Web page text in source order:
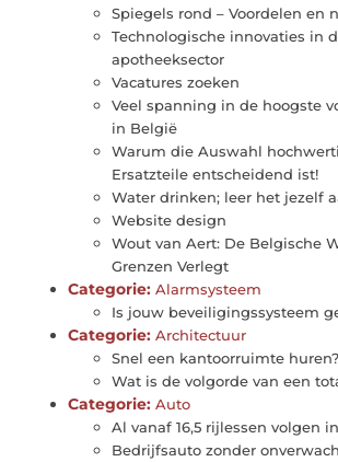
Spiegels rond – Voordelen en
Technologische innovaties in
apotheeksector
Vacatures zoeken
Veel spanning in de hoogste
in België
Warum die Auswahl
Ersatzteile entscheidend ist!
Water drinken; leer het jezelf
Website design
Wout van Aert: De Belgische
Grenzen Verlegt
Categorie: Alarmsysteem
Is jouw beveiligingssysteem
Categorie: Architectuur
Snel een kantoorruimte huren?
Wat is de volgorde van een
Categorie: Auto
Al vanaf 16,5 rijlessen volgen
Bedrijfsauto zonder